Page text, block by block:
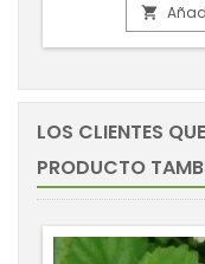

LOS CLIENTES
PRODUCTO